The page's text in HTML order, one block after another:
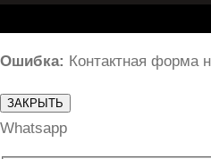
Ошибка: Контактная форма
ЗАКРЫТЬ
Whatsapp